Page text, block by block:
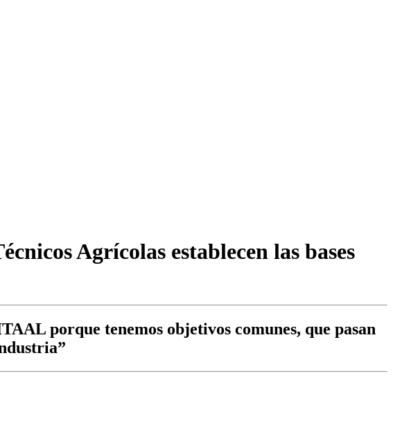
Agrícolas establecen las bases
porque tenemos objetivos comunes, que pasan